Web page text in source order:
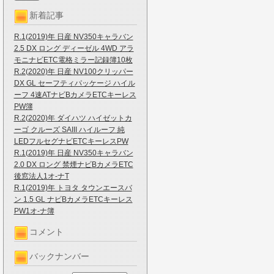
新着記事
R.1(2019)年 日産 NV350キャラバン
2.5 DX ロング ディーゼル 4WD アラ
モニナビETC電格ミラー記録簿10枚
R.2(2020)年 日産 NV100クリッパー
DX GL セーフティパッケージ ハイル
ーフ 4速ATナビBカメラETCキーレス
PW簿
R.2(2020)年 ダイハツ ハイゼットカ
ーゴ クルーズ SAIII ハイルーフ 純
LEDフルセグナビETCキーレスPW
R.1(2019)年 日産 NV350キャラバン
2.0 DX ロング 禁煙ナビBカメラETC
後窓法人1オ-ナT
R.1(2019)年 トヨタ タウンエースバ
ン 1.5 GL ナビBカメラETCキーレス
PW1オ-ナ簿
コメント
バックナンバー